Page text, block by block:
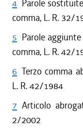
4 Parole
comma, L. R. 32/
5 Parole
comma, L. R. 42/
6 Terzo comma
L. R. 42/1984
7 Articolo
2/2002